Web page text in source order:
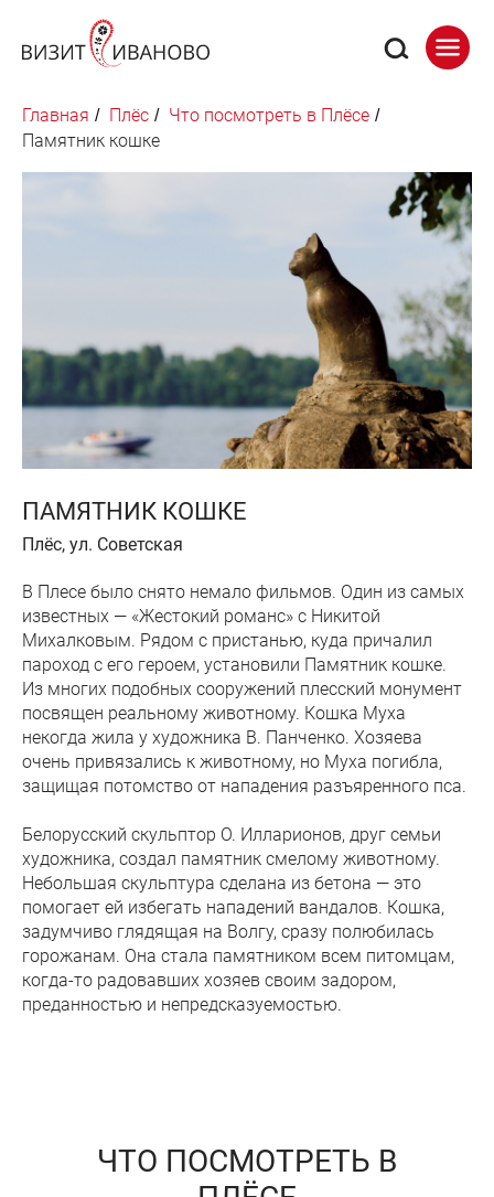
Главная / Плёс / Что посмотреть в Плёсе /
Памятник кошке
ПАМЯТНИК КОШКЕ
Плёс, ул. Советская
В Плесе было снято немало фильмов. Один из самых
известных — «Жестокий романс» с Никитой
Михалковым. Рядом с пристанью, куда причалил
пароход с его героем, установили Памятник кошке.
Из многих подобных сооружений плесский монумент
посвящен реальному животному. Кошка Муха
некогда жила у художника В. Панченко. Хозяева
очень привязались к животному, но Муха погибла,
защищая потомство от нападения разъяренного пса.
Белорусский скульптор О. Илларионов, друг семьи
художника, создал памятник смелому животному.
Небольшая скульптура сделана из бетона — это
помогает ей избегать нападений вандалов. Кошка,
задумчиво глядящая на Волгу, сразу полюбилась
горожанам. Она стала памятником всем питомцам,
когда-то радовавших хозяев своим задором,
преданностью и непредсказуемостью.
ЧТО ПОСМОТРЕТЬ В